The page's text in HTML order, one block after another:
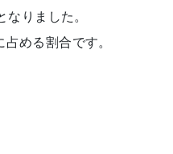
りました。
める割合です。